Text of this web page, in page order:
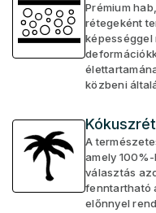
Prémium
rétegeként
képességgel
közbeni
A
amely
választás
fenntartható
előnnyel